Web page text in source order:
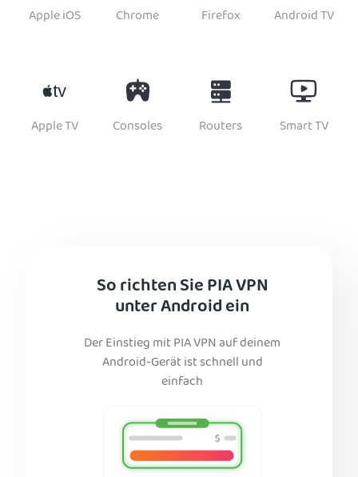
Apple iOS Chrome Firefox Android TV
Apple TV Consoles Routers Smart TV
So richten Sie PIA VPN
unter Android ein
Der Einstieg mit PIA VPN auf deinem
Android-Gerät ist schnell und
einfach